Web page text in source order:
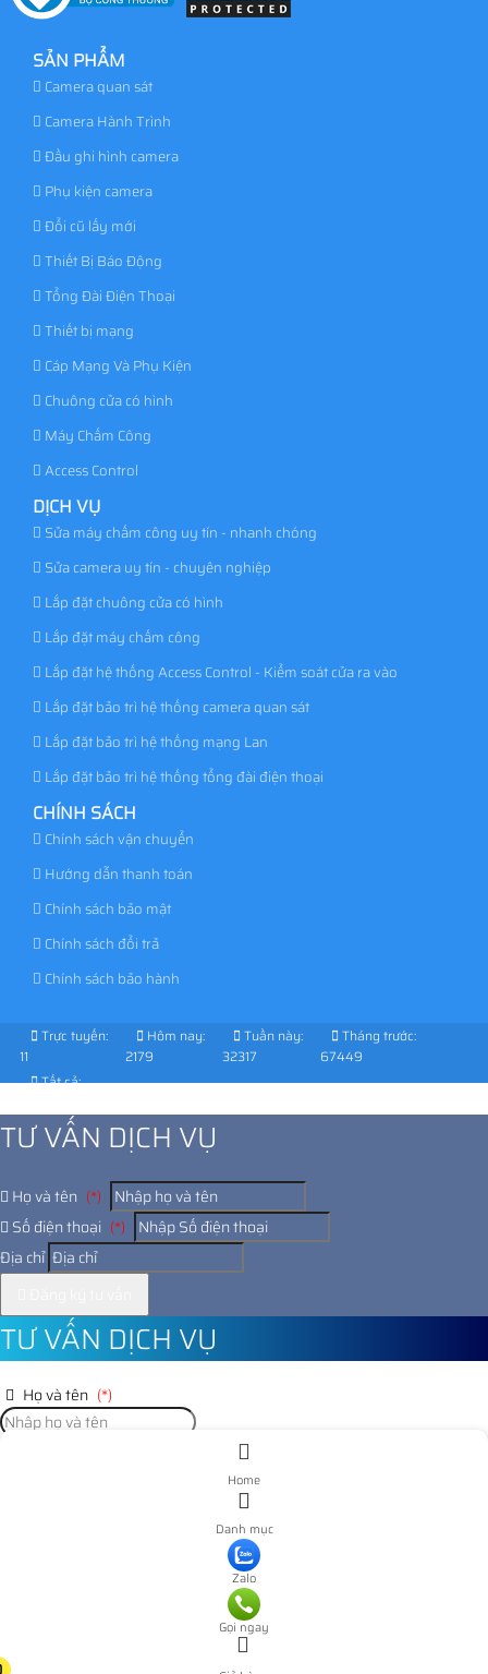
SẢN PHẨM
Camera quan sát
Camera Hành Trình
Đầu ghi hình camera
Phụ kiện camera
Đổi cũ lấy mới
Thiết Bị Báo Động
Tổng Đài Điện Thoại
Thiết bị mạng
Cáp Mạng Và Phụ Kiện
Chuông cửa có hình
Máy Chấm Công
Access Control
DỊCH VỤ
Sửa máy chấm công uy tín - nhanh chóng
Sửa camera uy tín - chuyên nghiệp
Lắp đặt chuông cửa có hình
Lắp đặt máy chấm công
Lắp đặt hệ thống Access Control - Kiểm soát cửa ra vào
Lắp đặt bảo trì hệ thống camera quan sát
Lắp đặt bảo trì hệ thống mạng Lan
Lắp đặt bảo trì hệ thống tổng đài điện thoại
CHÍNH SÁCH
Chính sách vận chuyển
Hướng dẫn thanh toán
Chính sách bảo mật
Chính sách đổi trả
Chính sách bảo hành
Trực tuyến:
11
Hôm nay:
2179
Tuần này:
32317
Tháng trước:
67449
Tất cả:
TƯ VẤN DỊCH VỤ
Họ và tên (*)
Số điện thoại (*)
Địa chỉ
TƯ VẤN DỊCH VỤ
Họ và tên (*)
Home
Danh mục
Zalo
Gọi ngay